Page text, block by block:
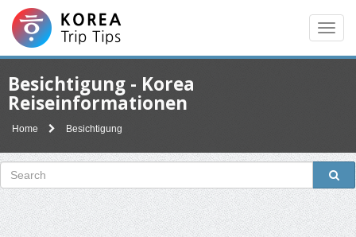
Besichtigung - Korea
Reiseinformationen
Home Besichtigung